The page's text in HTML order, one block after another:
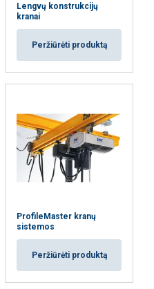
Lengvų konstrukcijų
kranai
Peržiūrėti produktą
ProfileMaster kranų
sistemos
Peržiūrėti produktą